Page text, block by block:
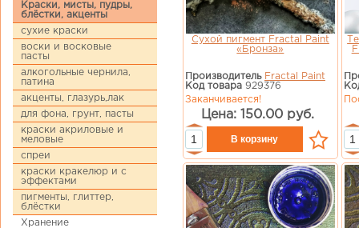
Краски, мисты, пудры,
блёстки, акценты
сухие краски
воски и восковые
пасты
алкогольные чернила,
патина
акценты, глазурь,лак
для фона, грунт, пасты
краски акриловые и
меловые
спреи
краски кракелюр и с
эффектами
пигменты, глиттер,
блёстки
Хранение
Сухой пигмент Fractal Paint
«Бронза»
Производитель Fractal Paint
Код товара 929376
Заканчивается!
Цена: 150.00 руб.